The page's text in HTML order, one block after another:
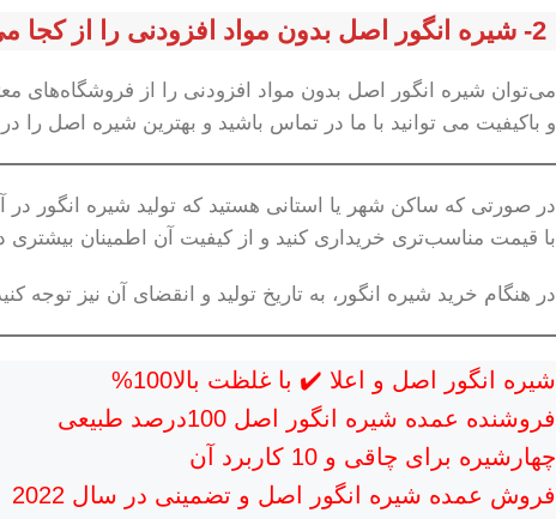
2- شیره انگور اصل بدون مواد افزودنی را از کجا می‌توان تهیه کرد؟
می‌توان شیره انگور اصل بدون مواد افزودنی را از فروشگاه‌های
و باکیفیت می توانید با ما در تماس باشید و بهترین شیره اصل را در 9نمونه شیره را تهیه نمایید.
در صورتی که ساکن شهر یا استانی هستید که تولید شیره انگور در
با قیمت مناسب‌تری خریداری کنید و از کیفیت آن اطمینان بیشتری
در هنگام خرید شیره انگور، به تاریخ تولید و انقضای آن نیز
شیره انگور اصل و اعلا ✔️ با غلظت بالا100%
فروشنده عمده شیره انگور اصل 100درصد طبیعی
چهارشیره برای چاقی و 10 کاربرد آن
فروش عمده شیره انگور اصل و تضمینی در سال 2022